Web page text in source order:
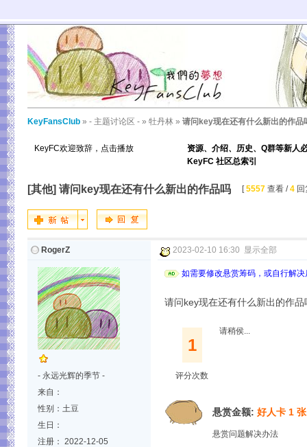
KeyFansClub » - 主题讨论区 - » 牡丹林 » 请问key现在还有什么新出的作品
KeyFC欢迎致辞，点击播放
资源、介绍、历史、Q群等新人
KeyFC 社区总索引
[其他] 请问key现在还有什么新出的作品吗 [5557 查看 /4
RogerZ
- 永远光辉的季节 -
来自：
性别：土豆
生日：
注册： 2022-12-05
2023-02-10 16:30 显示全部
如需要修改悬赏筹码，或自行解
请问key现在还有什么新出的作品
1
评分次数
请稍侯...
悬赏金额: 好人卡 1 张
悬赏问题解决办法